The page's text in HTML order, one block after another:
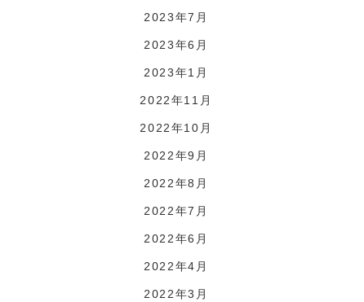
2023年7月
2023年6月
2023年1月
2022年11月
2022年10月
2022年9月
2022年8月
2022年7月
2022年6月
2022年4月
2022年3月